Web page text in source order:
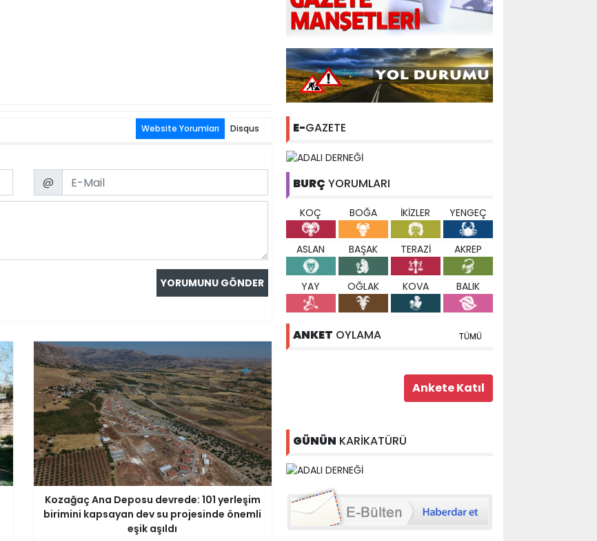
Website Yorumları Disqus
Email
@
Kozağaç Ana Deposu devrede: 101 yerleşim
birimini kapsayan dev su projesinde önemli
eşik aşıldı
E-GAZETE
BURÇ YORUMLARI
KOÇ BOĞA İKİZLER YENGEÇ
ASLAN BAŞAK TERAZİ AKREP
YAY OĞLAK KOVA BALIK
ANKET OYLAMA TÜMÜ
GÜNÜN KARİKATÜRÜ